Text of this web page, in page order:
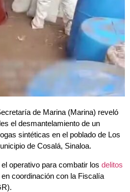
de Marina (Marina) reveló
el desmantelamiento de un
sintéticas en el poblado de Los
de Cosalá, Sinaloa.
operativo para combatir los delitos
coordinación con la Fiscalía